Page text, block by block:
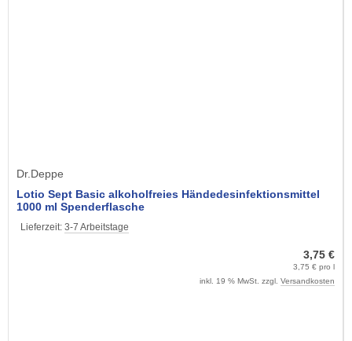
Dr.Deppe
Lotio Sept Basic alkoholfreies Händedesinfektionsmittel
1000 ml Spenderflasche
Lieferzeit: 3-7 Arbeitstage
3,75 €
3,75 € pro l
inkl. 19 % MwSt. zzgl. Versandkosten